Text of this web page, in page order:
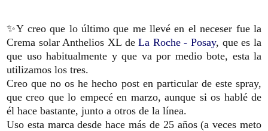
✨Y creo que lo último que me llevé en el neceser fue la
Crema solar Anthelios XL deLa Roche - Posay, que es la
que uso habitualmente y que va por medio bote, esta la
utilizamos los tres.
Creo que no os he hecho post en particular de este spray,
que creo que lo empecé en marzo, aunque si os hablé de
él hace bastante, junto a otros de la línea.
Uso esta marca desde hace más de 25 años (a veces meto